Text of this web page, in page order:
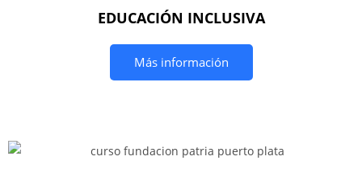
EDUCACIÓN INCLUSIVA
Más información